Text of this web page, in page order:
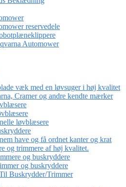
reservedele
Automower
væk med en løvsuger i høj kvalitet
Cramer og andre kendte mærker
løvblæsere
have og få ordnet kanter og krat
og trimmere af høj kvalitet.
og buskryddere
og buskryddere
Buskrydder/Trimmer